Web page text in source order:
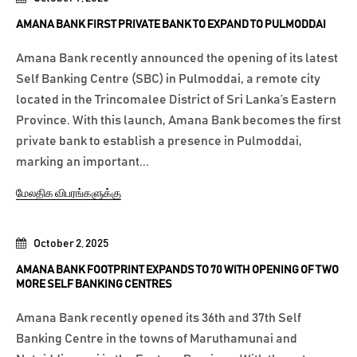
October 2, 2025
AMANA BANK FOOTPRINT EXPANDS TO 70 WITH OPENING OF TWO
MORE SELF BANKING CENTRES
Amana Bank recently opened its 36th and 37th Self
Banking Centre in the towns of Maruthamunai and
AMANA BANK FIRST PRIVATE BANK TO EXPAND TO PULMODDAI
Amana Bank recently announced the opening of its latest
Self Banking Centre (SBC) in Pulmoddai, a remote city
located in the Trincomalee District of Sri Lanka’s Eastern
Province. With this launch, Amana Bank becomes the first
private bank to establish a presence in Pulmoddai,
marking an important...
மேலதிக விபரங்களுக்கு